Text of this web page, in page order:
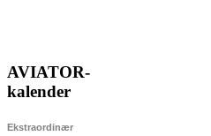
AVIATOR-
kalender
Ekstraordinær